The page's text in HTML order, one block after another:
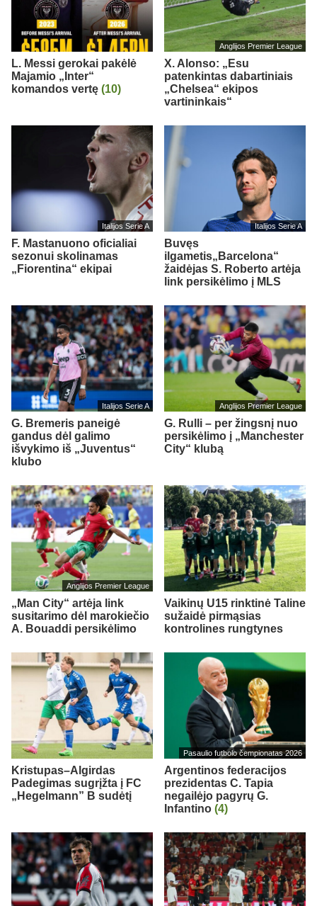
L. Messi gerokai pakėlė
Majamio „Inter“
komandos vertę (10)
Anglijos Premier League
X. Alonso: „Esu
patenkintas dabartiniais
„Chelsea“ ekipos
vartininkais“
Italijos Serie A
F. Mastanuono oficialiai
sezonui skolinamas
„Fiorentina“ ekipai
Italijos Serie A
Buvęs
ilgametis„Barcelona“
žaidėjas S. Roberto artėja
link persikėlimo į MLS
Italijos Serie A
G. Bremeris paneigė
gandus dėl galimo
išvykimo iš „Juventus“
klubo
Anglijos Premier League
G. Rulli – per žingsnį nuo
persikėlimo į „Manchester
City“ klubą
Anglijos Premier League
„Man City“ artėja link
susitarimo dėl marokiečio
A. Bouaddi persikėlimo
Vaikinų U15 rinktinė Taline
sužaidė pirmąsias
kontrolines rungtynes
Kristupas–Algirdas
Padegimas sugrįžta į FC
„Hegelmann” B sudėtį
Pasaulio futbolo čempionatas 2026
Argentinos federacijos
prezidentas C. Tapia
negailėjo pagyrų G.
Infantino (4)